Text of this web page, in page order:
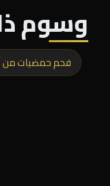
وسوم
فحم حمضيات من